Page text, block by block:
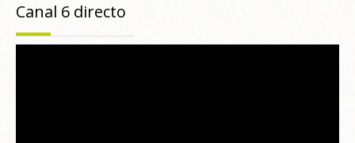
Programas emitidos
Canal 6 directo